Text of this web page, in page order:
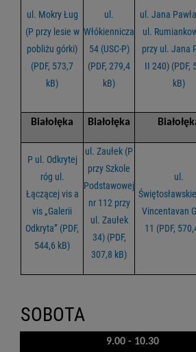
ul. Mokry Ług
(P przy lesie w
pobliżu górki)
(PDF, 573,7
kB)
ul.
Włókiennicza
54 (USC-P)
(PDF, 279,4
kB)
ul. Jana
ul.
przy ul. Jana
II 240) (PDF,
kB)
Białołęka Białołęka
P ul. Odkrytej
róg ul.
Łączącej vis a
vis „Galerii
Odkryta” (PDF,
544,6 kB)
ul. Zaułek (P
przy Szkole
Podstawowej
nr 112 przy
ul. Zaułek
34) (PDF,
307,8 kB)
ul.
Vincentavan
11 (PDF,
SOBOTA
9.00 - 10.30